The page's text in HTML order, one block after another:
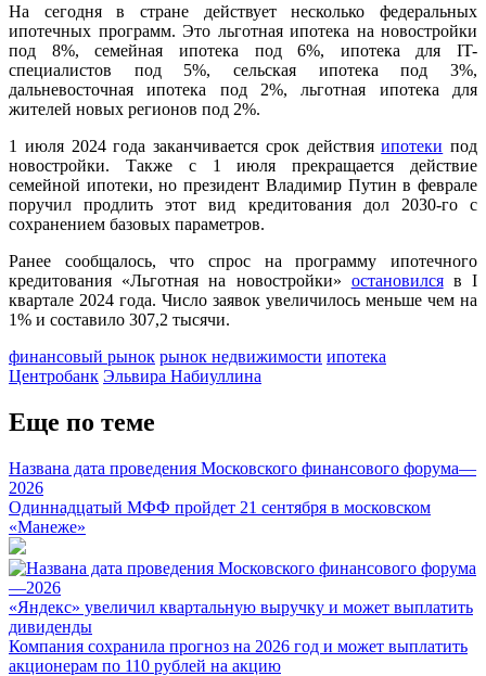
На сегодня в стране действует несколько федеральных
ипотечных программ. Это льготная ипотека на новостройки
под 8%, семейная ипотека под 6%, ипотека для IT-
специалистов под 5%, сельская ипотека под 3%,
дальневосточная ипотека под 2%, льготная ипотека для
жителей новых регионов под 2%.
1 июля 2024 года заканчивается срок действияипотеки под
новостройки. Также с 1 июля прекращается действие
семейной ипотеки, но президент Владимир Путин в феврале
поручил продлить этот вид кредитования дол 2030-го с
сохранением базовых параметров.
Ранее сообщалось, что спрос на программу ипотечного
кредитования «Льготная на новостройки» остановилсяв I
квартале 2024 года. Число заявок увеличилось меньше чем на
1% и составило 307,2 тысячи.
финансовый рынок рынок недвижимости ипотека
Центробанк Эльвира Набиуллина
Еще по теме
Названа дата проведения Московского финансового форума—
2026
Одиннадцатый МФФ пройдет 21 сентября в московском
«Манеже»
«Яндекс» увеличил квартальную выручку и может выплатить
дивиденды
Компания сохранила прогноз на 2026 год и может выплатить
акционерам по 110 рублей на акцию